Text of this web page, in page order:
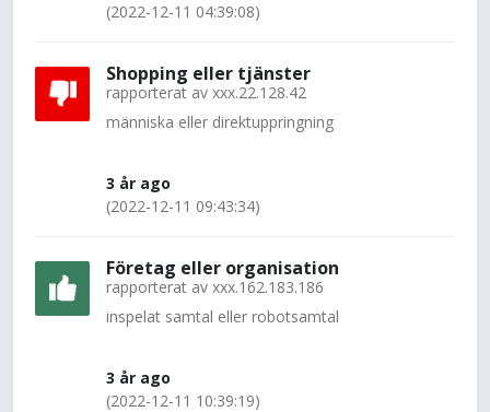
(2022-12-11 04:39:08)
Shopping eller tjänster
rapporterat av xxx.22.128.42
människa eller direktuppringning
3 år ago
(2022-12-11 09:43:34)
Företag eller organisation
rapporterat av xxx.162.183.186
inspelat samtal eller robotsamtal
3 år ago
(2022-12-11 10:39:19)